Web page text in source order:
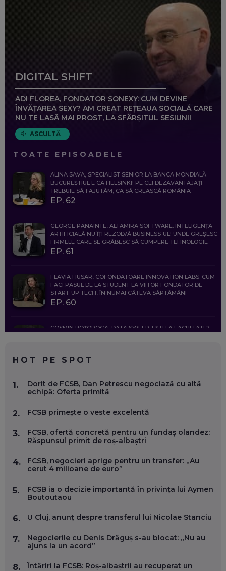
DIGITAL SHIFT
ADI FLOREA, FONDATOR SONEXY: CUM DEVINE
ÎNVĂȚAREA SEXY? AM CREAT REȚEAUA SOCIALĂ CARE
NU TE LASĂ MAI PROST, LA SFÂRȘITUL SESIUNII
ASCULTĂ
TOATE EPISOADELE
ALINA SAVA, SPECIALIST SENIOR LA BANCA MONDIALĂ:
BUCUREȘTIUL E CA HELSINKI! PE CEI DEZAVANTAJAȚI
TREBUIE SĂ-I AJUTĂM, CA SĂ CREASCĂ ROMÂNIA
EP. 62
GEORGE PANAINTE, ALTAMIRA SOFTWARE: INTELIGENȚA
ARTIFICIALĂ NU ÎȚI REZOLVĂ BUSINESS-UL! UNDE GREȘESC
FIRMELE CARE SE GRĂBESC SĂ CUMPERE TEHNOLOGIE
EP. 61
FLAVIA HUSAR, COFONDATOARE INNOVATION LABS: CUM
FACI PASUL DE LA STUDENT LA VIITOR FONDATOR DE
START-UP TECH, ÎN NUMAI CÂTEVA SĂPTĂMÂNI
EP. 60
COSMIN BOȚOROGA, DATA SWEEP: EȘTI LA FACULTATE?
FOLOSEȘTI TEHNOLOGIA CA SĂ FII MAI BUN LA JOB. ȘI CUM
SE VA SCHIMBA MUNCA, ÎN URMĂTORII ANI
MARIUS PAȘCULEA, COFONDATOR AL KULTH: CUM
FOLOSEȘTI TEHNOLOGIA CA SĂ ÎȚI DESCHIZI DRUMUL
CĂTRE ARTĂ, LA NIVEL GLOBAL
EP. 57
EFICIENT VIAȚA ONLINE. ȘI CARE SUNT PRIMII PAȘI ÎNTR-O
CARIERĂ DE „HACKER CU PERMIS”
DOINA VÎLCEANU, CONTENTSPEED: VREI SUCCES ONLINE?
ÎNVAȚĂ AEO ȘI GEO!
HOT PE SPOT
1.
Dorit de FCSB, Dan Petrescu negociază cu altă
echipă: Oferta primită
2. FCSB primește o veste excelentă
3.
FCSB, ofertă concretă pentru un fundaș olandez:
Răspunsul primit de roș-albaștri
4.
FCSB, negocieri aprige pentru un transfer: „Au
cerut 4 milioane de euro”
5.
FCSB ia o decizie importantă în privința lui Aymen
Boutoutaou
6. U Cluj, anunț despre transferul lui Nicolae Stanciu
7.
Negocierile cu Denis Drăguș s-au blocat: „Nu au
ajuns la un acord”
8.
Întăriri la FCSB: Roș-albaștrii au recuperat un